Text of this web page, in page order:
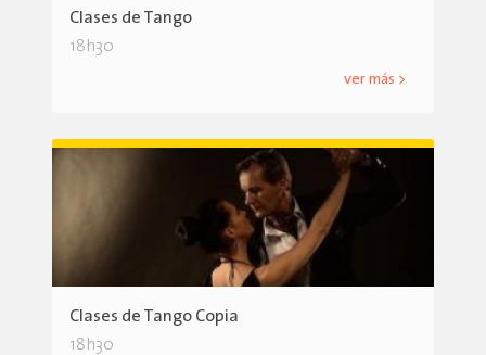
Clases de Tango
18h30
ver más >
Clases de Tango Copia
18h30